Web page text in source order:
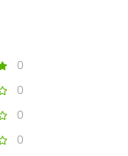
0
0
0
0